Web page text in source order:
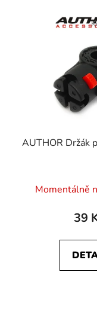
AUTHOR Držák
Momentálně
39